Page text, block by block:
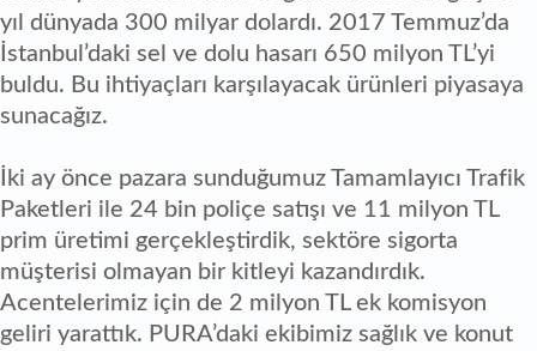
yıl dünyada 300 milyar dolardı. 2017 Temmuz’da
İstanbul’daki sel ve dolu hasarı 650 milyon TL’yi
buldu. Bu ihtiyaçları karşılayacak ürünleri piyasaya
sunacağız.
İki ay önce pazara sunduğumuz Tamamlayıcı Trafik
Paketleri ile 24 bin poliçe satışı ve 11 milyon TL
prim üretimi gerçekleştirdik, sektöre sigorta
müşterisi olmayan bir kitleyi kazandırdık.
Acentelerimiz için de 2 milyon TL ek komisyon
geliri yarattık. PURA’daki ekibimiz sağlık ve konut